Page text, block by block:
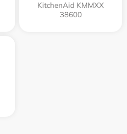
KitchenAid KMMXX
38600